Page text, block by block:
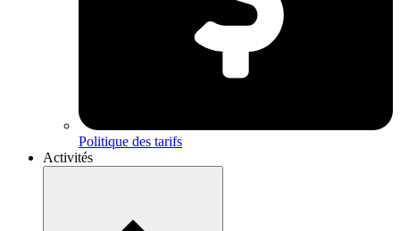
Politique des tarifs
Activités